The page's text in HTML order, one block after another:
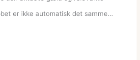
er ikke automatisk det samme…